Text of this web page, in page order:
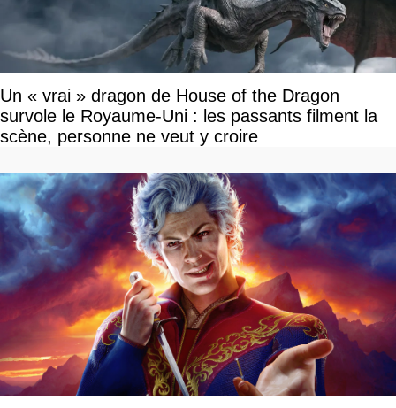
Un « vrai » dragon de House of the Dragon
survole le Royaume-Uni : les passants filment la
scène, personne ne veut y croire